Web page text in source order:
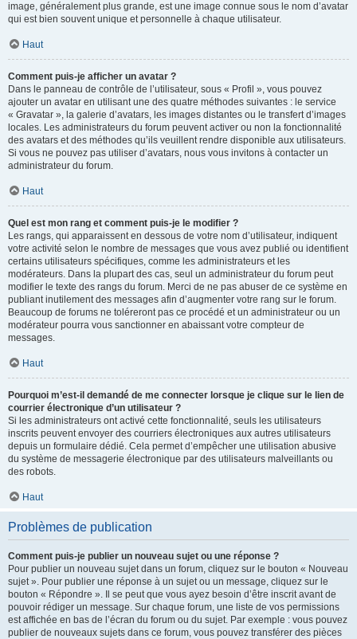
image, généralement plus grande, est une image connue sous le nom d’avatar
qui est bien souvent unique et personnelle à chaque utilisateur.
Haut
Comment puis-je afficher un avatar ?
Dans le panneau de contrôle de l’utilisateur, sous « Profil », vous pouvez
ajouter un avatar en utilisant une des quatre méthodes suivantes : le service
« Gravatar », la galerie d’avatars, les images distantes ou le transfert d’images
locales. Les administrateurs du forum peuvent activer ou non la fonctionnalité
des avatars et des méthodes qu’ils veuillent rendre disponible aux utilisateurs.
Si vous ne pouvez pas utiliser d’avatars, nous vous invitons à contacter un
administrateur du forum.
Haut
Quel est mon rang et comment puis-je le modifier ?
Les rangs, qui apparaissent en dessous de votre nom d’utilisateur, indiquent
votre activité selon le nombre de messages que vous avez publié ou identifient
certains utilisateurs spécifiques, comme les administrateurs et les
modérateurs. Dans la plupart des cas, seul un administrateur du forum peut
modifier le texte des rangs du forum. Merci de ne pas abuser de ce système en
publiant inutilement des messages afin d’augmenter votre rang sur le forum.
Beaucoup de forums ne toléreront pas ce procédé et un administrateur ou un
modérateur pourra vous sanctionner en abaissant votre compteur de
messages.
Haut
Pourquoi m’est-il demandé de me connecter lorsque je clique sur le lien de
courrier électronique d’un utilisateur ?
Si les administrateurs ont activé cette fonctionnalité, seuls les utilisateurs
inscrits peuvent envoyer des courriers électroniques aux autres utilisateurs
depuis un formulaire dédié. Cela permet d’empêcher une utilisation abusive
du système de messagerie électronique par des utilisateurs malveillants ou
des robots.
Haut
Problèmes de publication
Comment puis-je publier un nouveau sujet ou une réponse ?
Pour publier un nouveau sujet dans un forum, cliquez sur le bouton « Nouveau
sujet ». Pour publier une réponse à un sujet ou un message, cliquez sur le
bouton « Répondre ». Il se peut que vous ayez besoin d’être inscrit avant de
pouvoir rédiger un message. Sur chaque forum, une liste de vos permissions
est affichée en bas de l’écran du forum ou du sujet. Par exemple : vous pouvez
publier de nouveaux sujets dans ce forum, vous pouvez transférer des pièces